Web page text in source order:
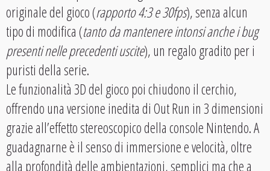
originale del gioco (rapporto 4:3 e 30fps), senza alcun
tipo di modifica (tanto da mantenere intonsi anche i bug
presenti nelle precedenti uscite), un regalo gradito per i
puristi della serie.
Le funzionalità 3D del gioco poi chiudono il cerchio,
offrendo una versione inedita di Out Run in 3 dimensioni
grazie all’effetto stereoscopico della console Nintendo. A
guadagnarne è il senso di immersione e velocità, oltre
alla profondità delle ambientazioni, semplici ma che a